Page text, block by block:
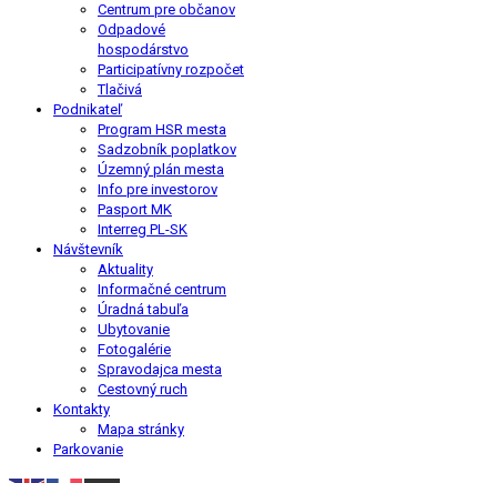
Centrum pre občanov
Odpadové
hospodárstvo
Participatívny rozpočet
Tlačivá
Podnikateľ
Program HSR mesta
Sadzobník poplatkov
Územný plán mesta
Info pre investorov
Pasport MK
Interreg PL-SK
Návštevník
Aktuality
Informačné centrum
Úradná tabuľa
Ubytovanie
Fotogalérie
Spravodajca mesta
Cestovný ruch
Kontakty
Mapa stránky
Parkovanie